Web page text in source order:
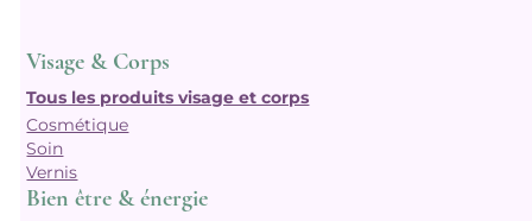
Visage & Corps
Tous les produits visage et corps
Cosmétique
Soin
Vernis
Bien être & énergie